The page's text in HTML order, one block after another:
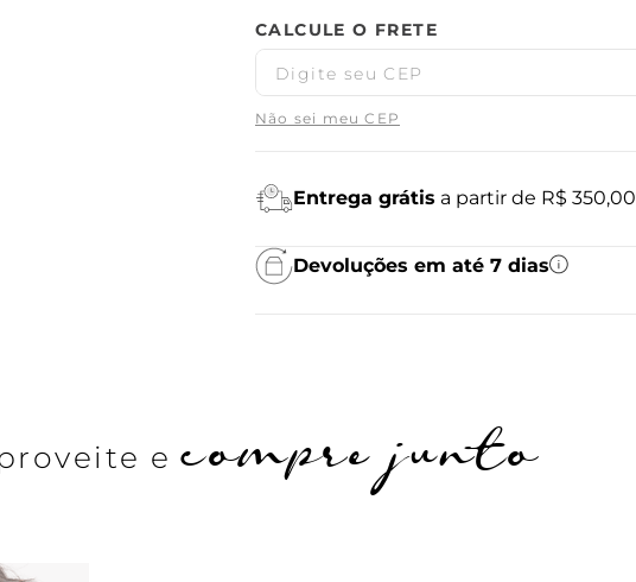
Não sei meu CEP
Entrega grátis a partir de R$ 350,00
Devoluções em até 7 dias
ecompre junto